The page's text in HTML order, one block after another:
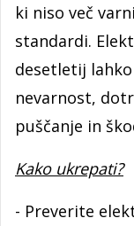
ki niso več
standardi.
desetletij
nevarnost,
puščanje in
Kako ukrepati?
- Preverite